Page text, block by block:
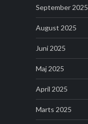
September 2025
August 2025
Juni 2025
Maj 2025
April 2025
Marts 2025